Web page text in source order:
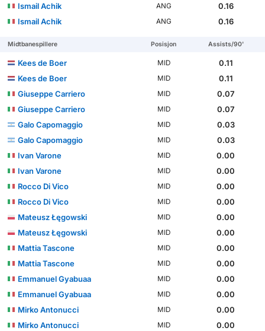
Ismail Achik
ANG
0.16
Ismail Achik
ANG 0.16
Midtbanespillere Posisjon Assists/90'
Kees de Boer MID
0.11
Kees de Boer
MID
0.11
Giuseppe Carriero
MID
0.07
Giuseppe Carriero
MID
0.07
Galo Capomaggio
MID
0.03
Galo Capomaggio
MID
0.03
Ivan Varone
MID
0.00
Ivan Varone
MID
0.00
Rocco Di Vico
MID
0.00
Rocco Di Vico
MID
0.00
Mateusz Łęgowski
MID
0.00
Mateusz Łęgowski
MID
0.00
Mattia Tascone
MID
0.00
Mattia Tascone
MID
0.00
Emmanuel Gyabuaa
MID
0.00
Emmanuel Gyabuaa
MID
0.00
Mirko Antonucci
MID
0.00
Mirko Antonucci
MID 0.00